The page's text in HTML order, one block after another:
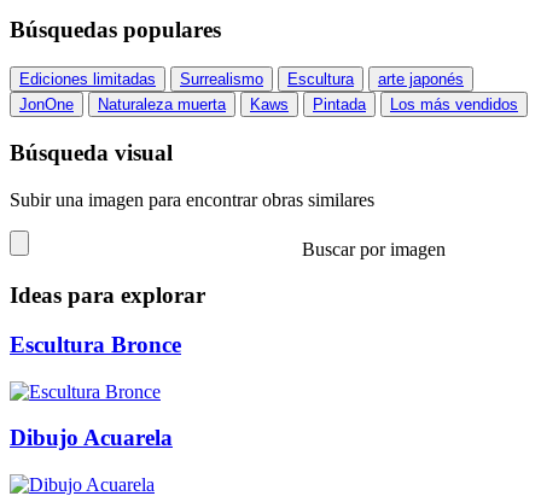
Búsquedas populares
Ediciones limitadas Surrealismo Escultura
arte japonés
JonOne
Naturaleza muerta Kaws Pintada Los más vendidos
Búsqueda visual
Subir una imagen para encontrar obras similares
Buscar por imagen
Ideas para explorar
Escultura Bronce
Dibujo Acuarela